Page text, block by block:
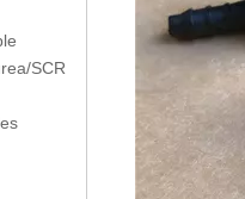
SCR